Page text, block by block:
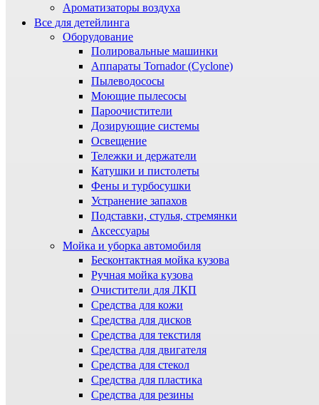
Ароматизаторы воздуха
Все для детейлинга
Оборудование
Полировальные машинки
Аппараты Tornador (Cyclone)
Пылеводососы
Моющие пылесосы
Пароочистители
Дозирующие системы
Освещение
Тележки и держатели
Катушки и пистолеты
Фены и турбосушки
Устранение запахов
Подставки, стулья, стремянки
Аксессуары
Мойка и уборка автомобиля
Бесконтактная мойка кузова
Ручная мойка кузова
Очистители для ЛКП
Средства для кожи
Средства для дисков
Средства для текстиля
Средства для двигателя
Средства для стекол
Средства для пластика
Средства для резины